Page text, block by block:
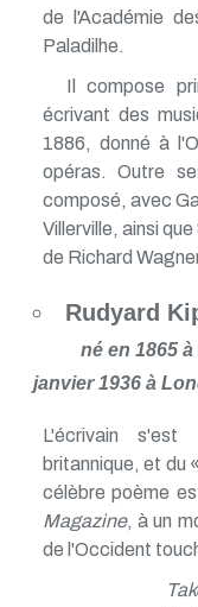
de l'Académie
Paladilhe.
Il compose
écrivant des
1886, donné à
opéras. Outre
composé, avec
Villerville, ainsi
de Richard
Rudyard
né en 1865
janvier 1936 à
L'écrivain
britannique, et du
célèbre poème
Magazine, à un
de l'Occident